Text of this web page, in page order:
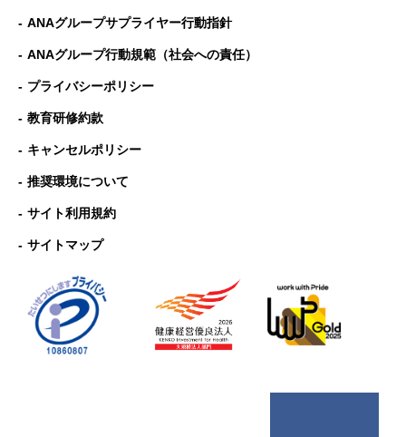
ANAグループサプライヤー行動指針
ANAグループ⾏動規範（社会への責任）
プライバシーポリシー
教育研修約款
キャンセルポリシー
推奨環境について
サイト利用規約
サイトマップ